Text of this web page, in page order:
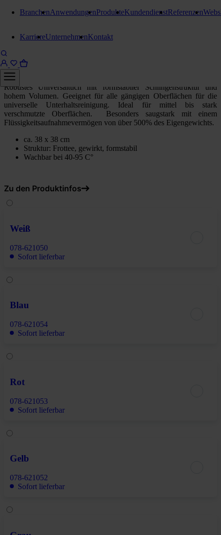
BranchenAnwendungenProdukteKundendienstReferenzen
KarriereUnternehmenKontakt
Stangl Microfasertücher Frotty
Grün
Robustes Universaltuch mit formstabiler Schlingenstruktur und
hohem Volumen. Geeignet für alle gängigen Oberflächen für die
universelle Unterhaltsreinigung. Ideal für mittel bis stark
verschmutzte Oberflächen. Besonders saugstark mit einem
Flüssigkeitsaufnahmevermögen von über 500% des Eigengewichts.
ca. 38 x 38 cm
Struktur: Frottee, gewirkt, formstabil
Wachbar bei 40-95 C°
Zu den Produktinfos
Weiß
078-621050
Sofort lieferbar
Blau
078-621054
Sofort lieferbar
Rot
078-621053
Sofort lieferbar
Gelb
078-621052
Sofort lieferbar